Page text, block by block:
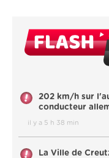
202 km/h sur
conducteur
il y a 5 h 38 min
La Ville de